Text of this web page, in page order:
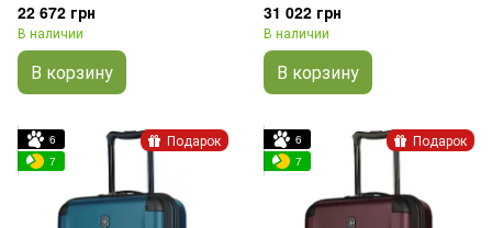
22 672 грн
В наличии
В корзину
31 022 грн
В наличии
В корзину
Подарок
6
7
Подарок
6
7